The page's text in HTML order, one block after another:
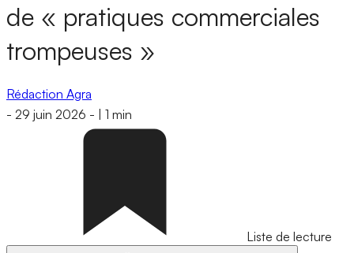
de « pratiques commerciales
trompeuses »
Rédaction Agra
- 29 juin 2026 - 1 min
Liste de lecture